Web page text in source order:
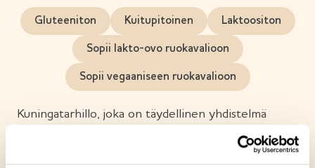
Gluteeniton Kuitupitoinen Laktoositon
Sopii lakto-ovo ruokavalioon
Sopii vegaaniseen ruokavalioon
Kuningatarhillo, joka on täydellinen yhdistelmä
suomalaista perinnettä ja hitunen luksusta. Tämä
vadelmista ja mustikoista keitetty hillo mehukas ja